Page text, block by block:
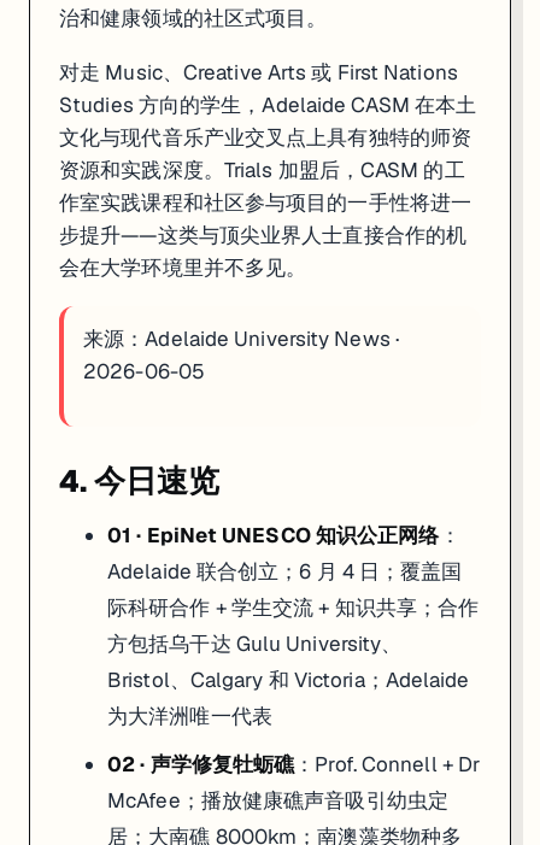
治和健康领域的社区式项目。
对走 Music、Creative Arts 或 First Nations
Studies 方向的学生，Adelaide CASM 在本土
文化与现代音乐产业交叉点上具有独特的师资
资源和实践深度。Trials 加盟后，CASM 的工
作室实践课程和社区参与项目的一手性将进一
步提升——这类与顶尖业界人士直接合作的机
会在大学环境里并不多见。
来源：Adelaide University News ·
2026-06-05
4. 今日速览
01 · EpiNet UNESCO 知识公正网络：
Adelaide 联合创立；6 月 4 日；覆盖国
际科研合作 + 学生交流 + 知识共享；合作
方包括乌干达 Gulu University、
Bristol、Calgary 和 Victoria；Adelaide
为大洋洲唯一代表
02 · 声学修复牡蛎礁：Prof. Connell + Dr
McAfee；播放健康礁声音吸引幼虫定
居；大南礁 8000km；南澳藻类物种多